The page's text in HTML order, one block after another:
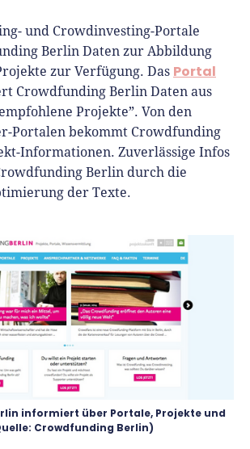
und Crowdinvesting-Portale
Berlin Daten zur Abbildung
zur Verfügung. Das Portal
Crowdfunding Berlin Daten aus
Projekte”. Von den
Portalen bekommt Crowdfunding
Informationen. Zuverlässige Infos
Berlin durch die
der Texte.
informiert über Portale, Projekte und
Crowdfunding Berlin)